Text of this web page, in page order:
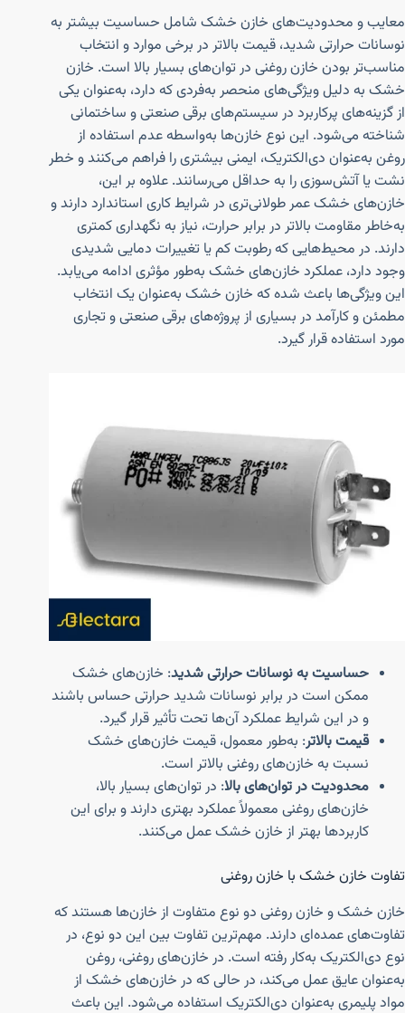
معایب و محدودیت‌های خازن خشک شامل حساسیت بیشتر به
نوسانات حرارتی شدید، قیمت بالاتر در برخی موارد و انتخاب
مناسب‌تر بودن خازن روغنی در توان‌های بسیار بالا است. خازن
خشک به دلیل ویژگی‌های منحصر به‌فردی که دارد، به‌عنوان یکی
از گزینه‌های پرکاربرد در سیستم‌های برقی صنعتی و ساختمانی
شناخته می‌شود. این نوع خازن‌ها به‌واسطه عدم استفاده از
روغن به‌عنوان دی‌الکتریک، ایمنی بیشتری را فراهم می‌کنند و خطر
نشت یا آتش‌سوزی را به حداقل می‌رسانند. علاوه بر این،
خازن‌های خشک عمر طولانی‌تری در شرایط کاری استاندارد دارند و
به‌خاطر مقاومت بالاتر در برابر حرارت، نیاز به نگهداری کمتری
دارند. در محیط‌هایی که رطوبت کم یا تغییرات دمایی شدیدی
وجود دارد، عملکرد خازن‌های خشک به‌طور مؤثری ادامه می‌یابد.
این ویژگی‌ها باعث شده که خازن خشک به‌عنوان یک انتخاب
مطمئن و کارآمد در بسیاری از پروژه‌های برقی صنعتی و تجاری
مورد استفاده قرار گیرد.
حساسیت به نوسانات حرارتی شدید: خازن‌های خشک
ممکن است در برابر نوسانات شدید حرارتی حساس باشند
و در این شرایط عملکرد آن‌ها تحت تأثیر قرار گیرد.
قیمت بالاتر: به‌طور معمول، قیمت خازن‌های خشک
نسبت به خازن‌های روغنی بالاتر است.
محدودیت در توان‌های بالا: در توان‌های بسیار بالا،
خازن‌های روغنی معمولاً عملکرد بهتری دارند و برای این
کاربردها بهتر از خازن خشک عمل می‌کنند.
تفاوت خازن خشک با خازن روغنی
خازن خشک و خازن روغنی دو نوع متفاوت از خازن‌ها هستند که
تفاوت‌های عمده‌ای دارند. مهم‌ترین تفاوت بین این دو نوع، در
نوع دی‌الکتریک به‌کار رفته است. در خازن‌های روغنی، روغن
به‌عنوان عایق عمل می‌کند، در حالی که در خازن‌های خشک از
مواد پلیمری به‌عنوان دی‌الکتریک استفاده می‌شود. این باعث